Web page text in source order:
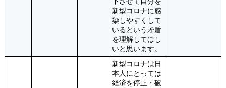
新型コロナに感
染しやすくして
いるという矛盾
を理解してほし
いと思います。
新型コロナは日
本人にとっては
経済を停止・破